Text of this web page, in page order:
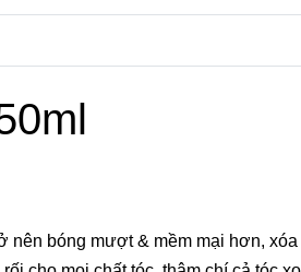
bóng mượt & mềm mại hơn,